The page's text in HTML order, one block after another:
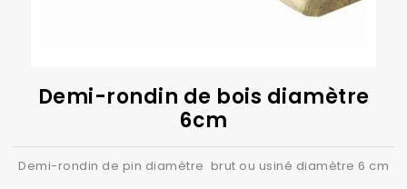
Demi-rondin de bois diamètre
6cm
Demi-rondin de pin diamètre brut ou usiné diamètre 6 cm